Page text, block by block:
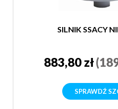
SILNIK SSACY
883,80 zł
SPRAWDŹ